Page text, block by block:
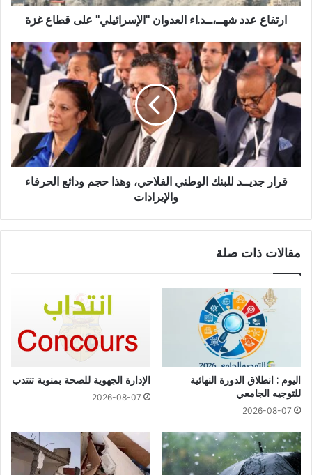
ارتفاع عدد شهــ،ــد.اء العدوان "الإسرائيلي" على قطاع غزة
قرار جديــد للبنك الوطني الفلاحي، وهذا حجم ودائع الحرفاء
والإيرادات
مقالات ذات صلة
اليوم : انطلاق الدورة النهائية
للتوجيه الجامعي
2026-08-07
الإدارة الجهوية للصحة بمنوبة تنتدب
2026-08-07